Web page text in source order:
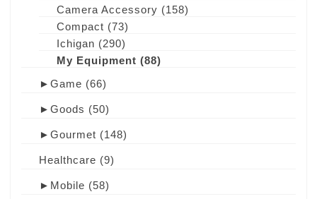
Camera Accessory (158)
Compact (73)
Ichigan (290)
My Equipment (88)
► Game (66)
► Goods (50)
► Gourmet (148)
Healthcare (9)
► Mobile (58)